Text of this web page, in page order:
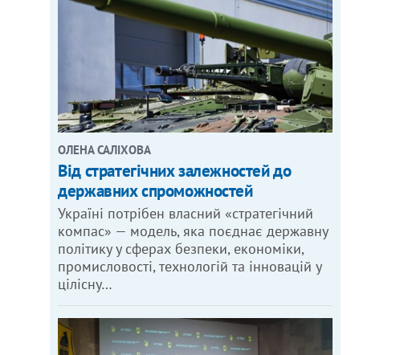
ОЛЕНА САЛІХОВА
Від стратегічних залежностей до
державних спроможностей
Україні потрібен власний «стратегічний
компас» — модель, яка поєднає державну
політику у сферах безпеки, економіки,
промисловості, технологій та інновацій у
цілісну…